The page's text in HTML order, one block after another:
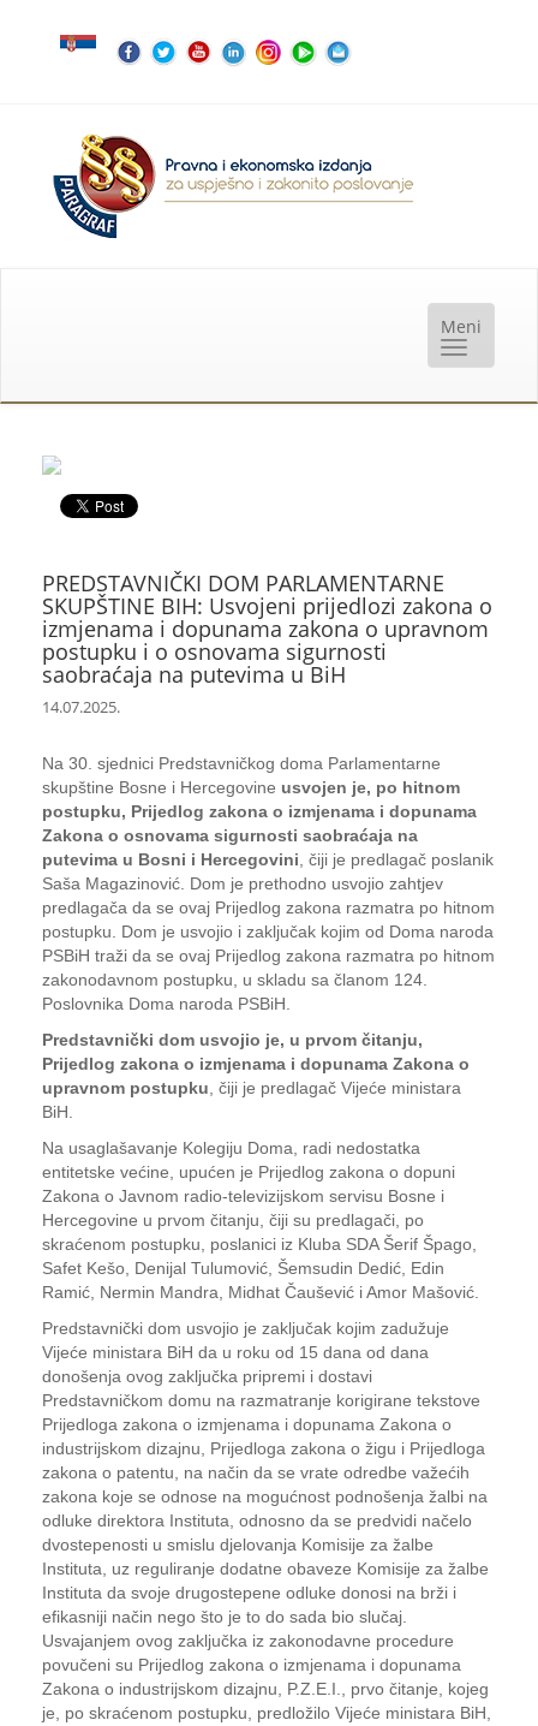
PREDSTAVNIČKI DOM PARLAMENTARNE
SKUPŠTINE BIH: Usvojeni prijedlozi zakona o
izmjenama i dopunama zakona o upravnom
postupku i o osnovama sigurnosti
saobraćaja na putevima u BiH
14.07.2025.
Na 30. sjednici Predstavničkog doma Parlamentarne
skupštine Bosne i Hercegovine usvojen je, po hitnom
postupku, Prijedlog zakona o izmjenama i dopunama
Zakona o osnovama sigurnosti saobraćaja na
putevima u Bosni i Hercegovini , čiji je predlagač poslanik
Saša Magazinović. Dom je prethodno usvojio zahtjev
predlagača da se ovaj Prijedlog zakona razmatra po hitnom
postupku. Dom je usvojio i zaključak kojim od Doma naroda
PSBiH traži da se ovaj Prijedlog zakona razmatra po hitnom
zakonodavnom postupku, u skladu sa članom 124.
Poslovnika Doma naroda PSBiH.
Predstavnički dom usvojio je, u prvom čitanju,
Prijedlog zakona o izmjenama i dopunama Zakona o
upravnom postupku , čiji je predlagač Vijeće ministara
BiH.
Na usaglašavanje Kolegiju Doma, radi nedostatka
entitetske većine, upućen je Prijedlog zakona o dopuni
Zakona o Javnom radio-televizijskom servisu Bosne i
Hercegovine u prvom čitanju, čiji su predlagači, po
skraćenom postupku, poslanici iz Kluba SDA Šerif Špago,
Safet Kešo, Denijal Tulumović, Šemsudin Dedić, Edin
Ramić, Nermin Mandra, Midhat Čaušević i Amor Mašović.
Predstavnički dom usvojio je zaključak kojim zadužuje
Vijeće ministara BiH da u roku od 15 dana od dana
donošenja ovog zaključka pripremi i dostavi
Predstavničkom domu na razmatranje korigirane tekstove
Prijedloga zakona o izmjenama i dopunama Zakona o
industrijskom dizajnu, Prijedloga zakona o žigu i Prijedloga
zakona o patentu, na način da se vrate odredbe važećih
zakona koje se odnose na mogućnost podnošenja žalbi na
odluke direktora Instituta, odnosno da se predvidi načelo
dvostepenosti u smislu djelovanja Komisije za žalbe
Instituta, uz reguliranje dodatne obaveze Komisije za žalbe
Instituta da svoje drugostepene odluke donosi na brži i
efikasniji način nego što je to do sada bio slučaj.
Usvajanjem ovog zaključka iz zakonodavne procedure
povučeni su Prijedlog zakona o izmjenama i dopunama
Zakona o industrijskom dizajnu, P.Z.E.I., prvo čitanje, kojeg
je, po skraćenom postupku, predložilo Vijeće ministara BiH,